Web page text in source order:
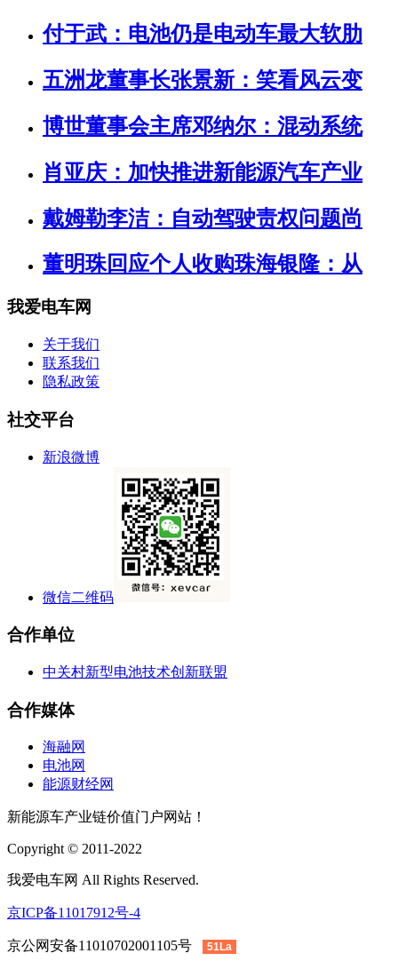
付于武：电池仍是电动车最大软肋
五洲龙董事长张景新：笑看风云变
博世董事会主席邓纳尔：混动系统
肖亚庆：加快推进新能源汽车产业
戴姆勒李洁：自动驾驶责权问题尚
董明珠回应个人收购珠海银隆：从
我爱电车网
关于我们
联系我们
隐私政策
社交平台
新浪微博
微信二维码
合作单位
中关村新型电池技术创新联盟
合作媒体
海融网
电池网
能源财经网
新能源车产业链价值门户网站！
Copyright © 2011-2022
我爱电车网 All Rights Reserved.
京ICP备11017912号-4
京公网安备11010702001105号 51La